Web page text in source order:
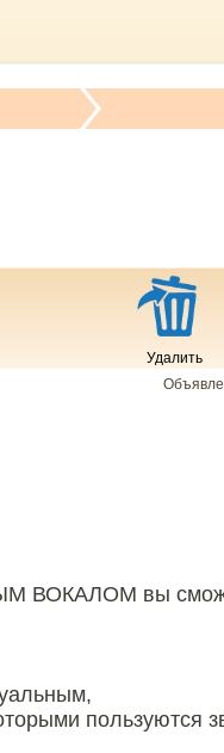
Удалить
ВОКАЛОМ вы
пользуются